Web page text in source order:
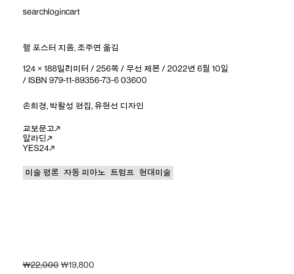
searchlogincart
핼 포스터 지음, 조주연 옮김
124 × 188밀리미터 / 256쪽 / 무선 제본 / 2022년 6월 10일
/ ISBN 979-11-89356-73-6 03600
손희경 박활성 편집 유현선 디자인
교보문고
알라딘
YES24
미술 평론 자동 피아노 트럼프 현대미술
₩22,000 원래
₩19,800현재